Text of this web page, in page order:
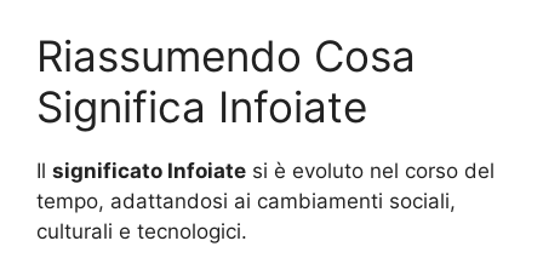
Riassumendo Cosa
Significa Infoiate
Il significato Infoiate si è evoluto nel corso del
tempo, adattandosi ai cambiamenti sociali,
culturali e tecnologici.